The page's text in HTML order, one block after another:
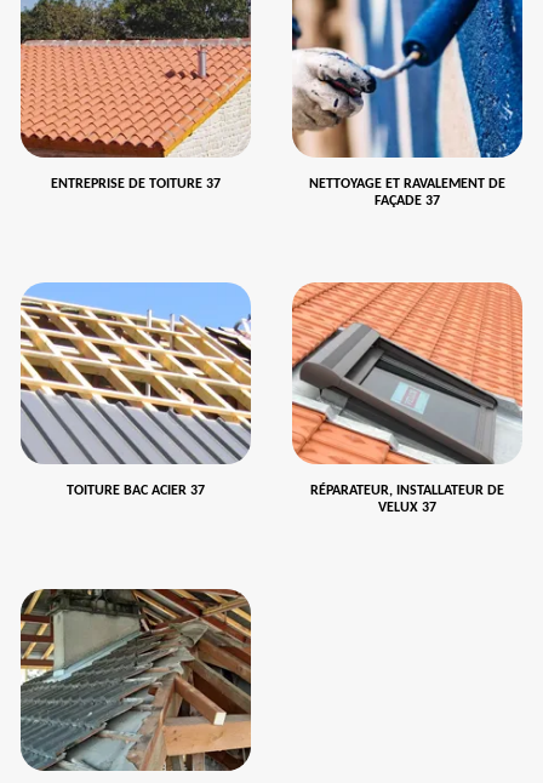
ENTREPRISE DE TOITURE 37
NETTOYAGE ET RAVALEMENT DE
FAÇADE 37
TOITURE BAC ACIER 37
RÉPARATEUR, INSTALLATEUR DE
VELUX 37